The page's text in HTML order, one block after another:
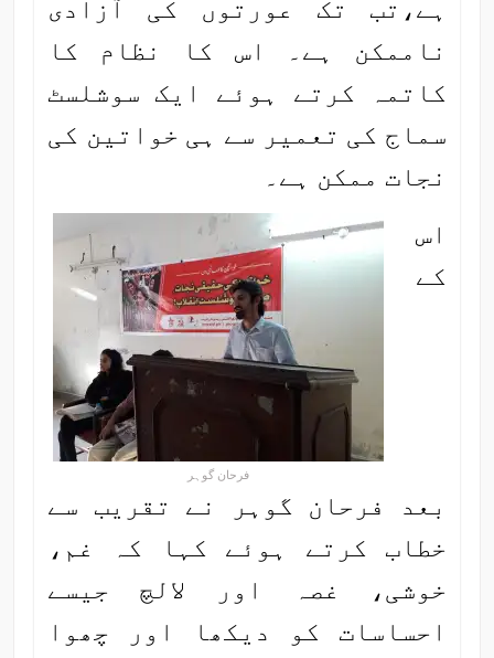
ہے،تب تک عورتوں کی آزادی
ناممکن ہے۔ اس کا نظام کا
کاتمہ کرتے ہوئے ایک سوشلسٹ
سماج کی تعمیر سے ہی خواتین کی
نجات ممکن ہے۔
فرحان گوہر
اس
کے
بعد فرحان گوہر نے تقریب سے
خطاب کرتے ہوئے کہا کہ غم،
خوشی، غصہ اور لالچ جیسے
احساسات کو دیکھا اور چھوا